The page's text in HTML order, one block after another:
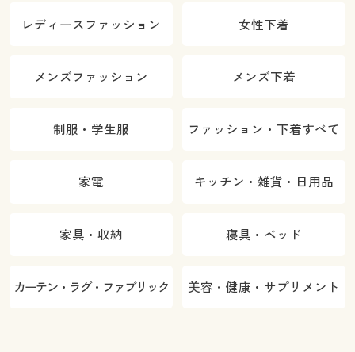
レディースファッション 女性下着
メンズファッション メンズ下着
制服・学生服 ファッション・下着すべて
家電 キッチン・雑貨・日用品
家具・収納 寝具・ベッド
カーテン・ラグ・ファブリック 美容・健康・サプリメント